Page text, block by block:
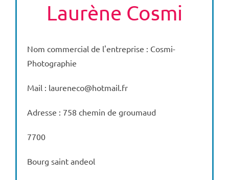
Laurène Cosmi
Nom commercial de l'entreprise : Cosmi-
Photographie
Mail : laureneco@hotmail.fr
Adresse : 758 chemin de groumaud
7700
Bourg saint andeol